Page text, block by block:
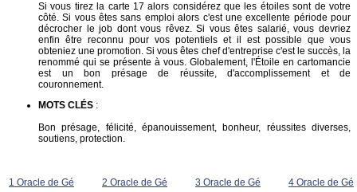
Si vous tirez la carte 17 alors considérez que les étoiles sont de votre
côté. Si vous êtes sans emploi alors c'est une excellente période pour
décrocher le job dont vous rêvez. Si vous êtes salarié, vous devriez
enfin être reconnu pour vos potentiels et il est possible que vous
obteniez une promotion. Si vous êtes chef d'entreprise c'est le succès, la
renommé qui se présente à vous. Globalement, l'Étoile en cartomancie
est un bon présage de réussite, d'accomplissement et de
couronnement.
MOTS CLÉS :
Bon présage, félicité, épanouissement, bonheur, réussites diverses,
soutiens, protection.
1 Oracle de Gé 2 Oracle de Gé 3 Oracle de Gé
4 Oracle de Gé